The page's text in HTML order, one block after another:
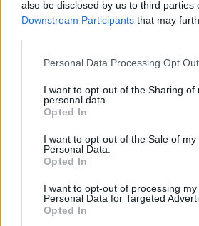
also be disclosed by us to third parties
Downstream Participants that may
Personal Data Processing Opt
I want to opt-out of the Sharing of
personal data.
Opted In
I want to opt-out of the Sale of my
Personal Data.
Opted In
I want to opt-out of processing my
Personal Data for Targeted
Opted In
EAN:
SKU: G-WZ-
GTV
Kategórie:
Farba:
Obsah balenia: 1x
Typ vešiaku: